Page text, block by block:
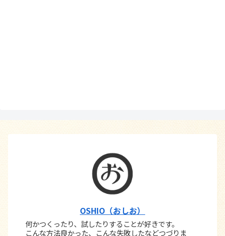
OSHIO（おしお）
何かつくったり、試したりすることが好きです。
こんな方法良かった、こんな失敗したなどつづりま